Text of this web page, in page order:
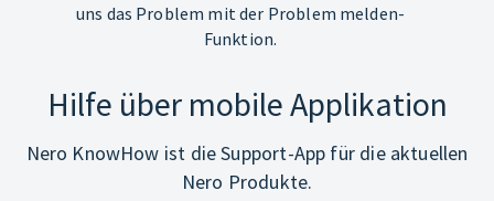
uns das Problem mit der Problem melden-
Funktion.
Hilfe über mobile Applikation
Nero KnowHow ist die Support-App für die aktuellen
Nero Produkte.